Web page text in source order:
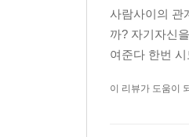
잠재의식이 부정
중립적이거나 아
우리가 좌절을 다
좌절의 기술 3 좌절
사람사이의 관
까? 자기자신
여준다 한번
이 리뷰가 도움이